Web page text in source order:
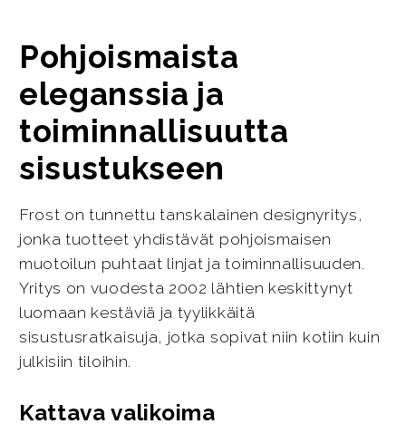
Pohjoismaista
eleganssia ja
toiminnallisuutta
sisustukseen
Frost on tunnettu tanskalainen designyritys,
jonka tuotteet yhdistävät pohjoismaisen
muotoilun puhtaat linjat ja toiminnallisuuden.
Yritys on vuodesta 2002 lähtien keskittynyt
luomaan kestäviä ja tyylikkäitä
sisustusratkaisuja, jotka sopivat niin kotiin kuin
julkisiin tiloihin.
Kattava valikoima